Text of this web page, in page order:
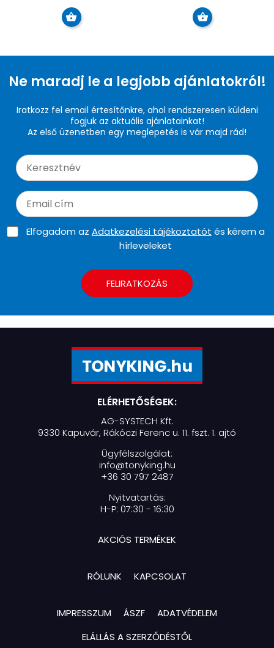
Ne maradj le a legjobb ajánlatokról!
Iratkozz fel email értesítőnkre, ahol rendszeresen küldeni
fogjuk az aktuális ajánlatainkat!
Az első üzenetben egy meglepetés is vár majd rád!
Elfogadom az Adatkezelési tájékoztatót és kérem a
hírleveleket
FELIRATKOZÁS
ELÉRHETŐSÉGEK:
AG-SYSTECH Kft.
9330 Kapuvár, Rákóczi Ferenc u. 11. fszt. 1. ajtó
Ügyfélszolgálat:
info@tonyking.hu
+36 30 797 2487
Nyitvatartás:
H-P: 07:30 - 16:30
AKCIÓS TERMÉKEK
RÓLUNK KAPCSOLAT
IMPRESSZUM ÁSZF
ADATVÉDELEM
ELÁLLÁS A SZERZŐDÉSTŐL